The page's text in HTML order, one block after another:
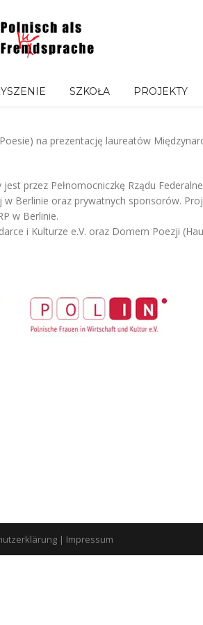
SZKOŁA PROJEKTY
na prezentację laureatów
przez Pełnomocniczkę Rządu
Berlinie oraz prywatnych sponsorów.
w Berlinie.
i Kulturze e.V. oraz Domem Poezji
| Impressum